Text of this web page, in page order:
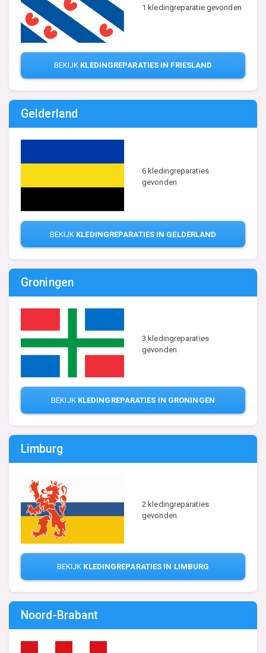
1 kledingreparatie gevonden
BEKIJK KLEDINGREPARATIES IN FRIESLAND
Gelderland
6 kledingreparaties
gevonden
BEKIJK KLEDINGREPARATIES IN GELDERLAND
Groningen
3 kledingreparaties
gevonden
BEKIJK KLEDINGREPARATIES IN GRONINGEN
Limburg
2 kledingreparaties
gevonden
BEKIJK KLEDINGREPARATIES IN LIMBURG
Noord-Brabant